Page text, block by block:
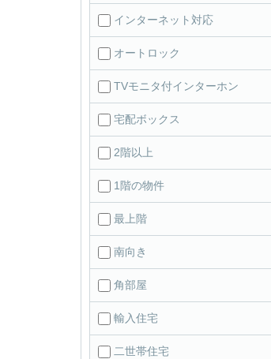
インターネット対応
オートロック
TVモニタ付インターホン
宅配ボックス
2階以上
1階の物件
最上階
南向き
角部屋
輸入住宅
二世帯住宅